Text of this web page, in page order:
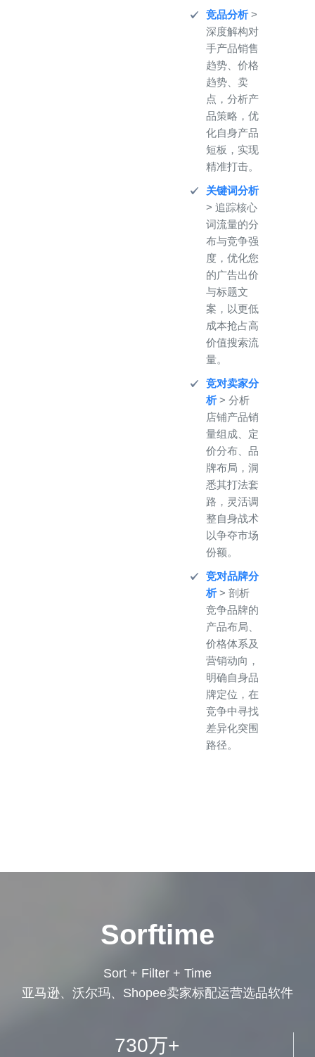
竞品分析>
深度解构对
手产品销售
趋势、价格
趋势、卖
点，分析产
品策略，优
化自身产品
短板，实现
精准打击。
关键词分析
> 追踪核心
词流量的分
布与竞争强
度，优化您
的广告出价
与标题文
案，以更低
成本抢占高
价值搜索流
量。
竞对卖家分
析> 分析
店铺产品销
量组成、定
价分布、品
牌布局，洞
悉其打法套
路，灵活调
整自身战术
以争夺市场
份额。
竞对品牌分
析> 剖析
竞争品牌的
产品布局、
价格体系及
营销动向，
明确自身品
牌定位，在
竞争中寻找
差异化突围
路径。
Sorftime
Sort + Filter + Time
亚马逊、沃尔玛、Shopee卖家标配运营选品软件
730万+